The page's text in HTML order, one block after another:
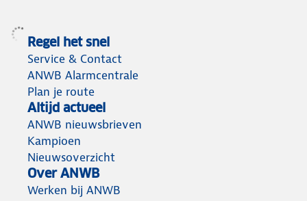
Regel het snel
Service & Contact
ANWB Alarmcentrale
Plan je route
Altijd actueel
ANWB nieuwsbrieven
Kampioen
Nieuwsoverzicht
Over ANWB
Werken bij ANWB